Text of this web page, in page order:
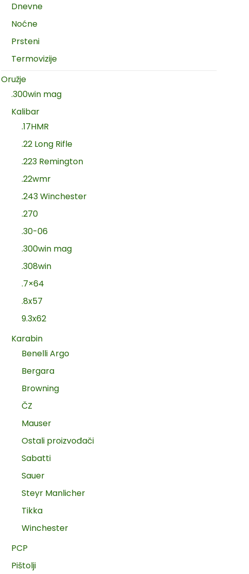
Dnevne
Noćne
Prsteni
Termovizije
Oružje
.300win mag
Kalibar
.17HMR
.22 Long Rifle
.223 Remington
.22wmr
.243 Winchester
.270
.30-06
.300win mag
.308win
.7×64
.8x57
9.3x62
Karabin
Benelli Argo
Bergara
Browning
ČZ
Mauser
Ostali proizvođači
Sabatti
Sauer
Steyr Manlicher
Tikka
Winchester
PCP
Pištolji